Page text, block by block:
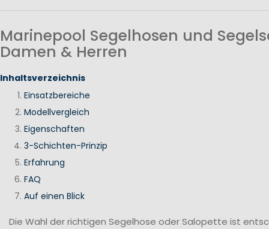
Marinepool Segelhosen und
Damen & Herren
Inhaltsverzeichnis
Einsatzbereiche
Modellvergleich
Eigenschaften
3-Schichten-Prinzip
Erfahrung
FAQ
Auf einen Blick
Die Wahl der richtigen Segelhose oder Salopette ist